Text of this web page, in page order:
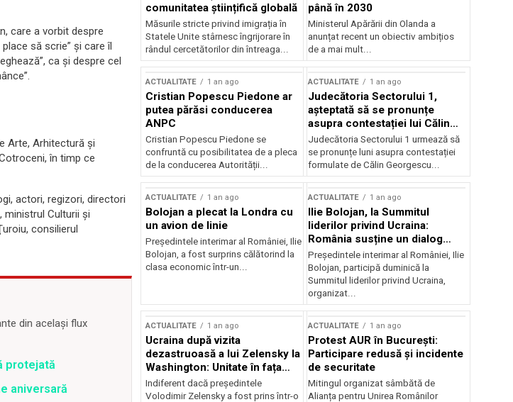
care a vorbit despre
să scrie” şi care îl
ca şi despre cel
Arte, Arhitectură şi
în timp ce
actori, regizori, directori
ministrul Culturii şi
consilierul
din același flux
protejată
aniversară
comunitatea științifică globală
Măsurile stricte privind imigrația în
Statele Unite stârnesc îngrijorare în
rândul cercetătorilor din întreaga...
până în 2030
Ministerul Apărării din Olanda a
anunțat recent un obiectiv ambițios
de a mai mult...
ACTUALITATE 1 an ago
Cristian Popescu Piedone ar
putea părăsi conducerea
ANPC
Cristian Popescu Piedone se
confruntă cu posibilitatea de a pleca
de la conducerea Autorității...
ACTUALITATE 1 an ago
Judecătoria Sectorului 1,
așteptată să se pronunțe
asupra contestației lui Călin
Georgescu privind controlul
judiciar
Judecătoria Sectorului 1 urmează să
se pronunțe luni asupra contestației
formulate de Călin Georgescu...
ACTUALITATE 1 an ago
Bolojan a plecat la Londra cu
un avion de linie
Președintele interimar al României, Ilie
Bolojan, a fost surprins călătorind la
clasa economic într-un...
ACTUALITATE 1 an ago
Ilie Bolojan, la Summitul
liderilor privind Ucraina:
România susține un dialog
transatlantic pentru securitate
și stabilitate
Președintele interimar al României, Ilie
Bolojan, participă duminică la
Summitul liderilor privind Ucraina,
organizat...
ACTUALITATE 1 an ago
Ucraina după vizita
dezastruoasă a lui Zelensky la
Washington: Unitate în fața
incertitudinii
Indiferent dacă președintele
Volodimir Zelensky a fost prins într-o
ACTUALITATE 1 an ago
Protest AUR în București:
Participare redusă și incidente
de securitate
Mitingul organizat sâmbătă de
Alianța pentru Unirea Românilor